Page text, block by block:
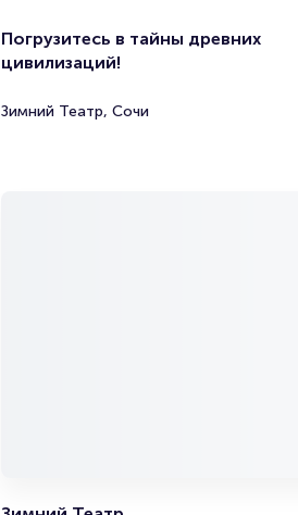
Погрузитесь в тайны древних
цивилизаций!
Зимний Театр, Сочи